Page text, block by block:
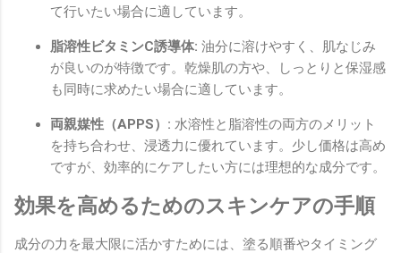
て行いたい場合に適しています。
脂溶性ビタミンC誘導体: 油分に溶けやすく、肌なじみ
が良いのが特徴です。乾燥肌の方や、しっとりと保湿感
も同時に求めたい場合に適しています。
両親媒性（APPS）: 水溶性と脂溶性の両方のメリット
を持ち合わせ、浸透力に優れています。少し価格は高め
ですが、効率的にケアしたい方には理想的な成分です。
効果を高めるためのスキンケアの手順
成分の力を最大限に活かすためには、塗る順番やタイミング